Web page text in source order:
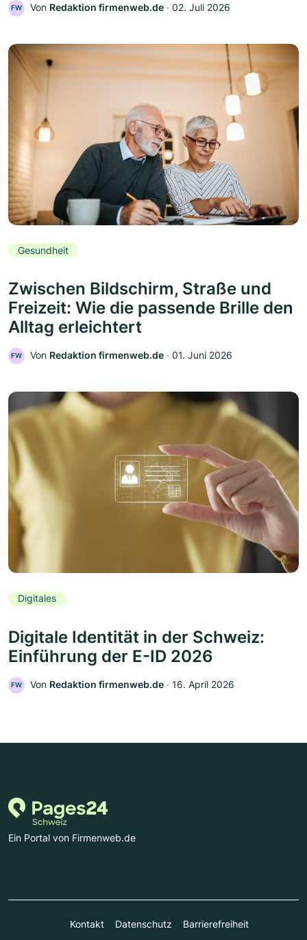
FW Von Redaktion firmenweb.de ‧ 02. Juli 2026
Gesundheit
Zwischen Bildschirm, Straße und
Freizeit: Wie die passende Brille den
Alltag erleichtert
FW Von Redaktion firmenweb.de ‧ 01. Juni 2026
Digitales
Digitale Identität in der Schweiz:
Einführung der E-ID 2026
FW Von Redaktion firmenweb.de ‧ 16. April 2026
Ein Portal von Firmenweb.de
Kontakt Datenschutz
Barrierefreiheit